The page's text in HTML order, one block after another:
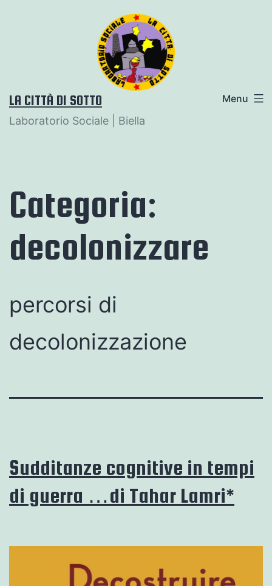
LA CITTÀ DI SOTTO
Laboratorio Sociale | Biella
Menu
Categoria:
decolonizzare
percorsi di
decolonizzazione
Sudditanze cognitive in tempi
di guerra …di Tahar Lamri*